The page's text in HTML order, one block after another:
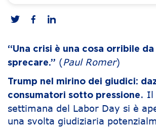
“Una crisi è una cosa orribile da
sprecare.” (Paul Romer)
Trump nel mirino dei giudici:
consumatori sotto pressione. Il
settimana del Labor Day si è
una svolta giudiziaria